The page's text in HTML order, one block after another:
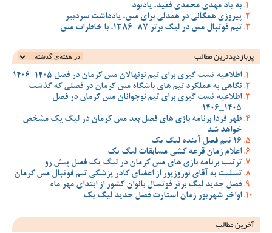
به یاد مهدی محمدی فقید، یادبود
پیروزی همگانی در همدلی برای مس، یادداشت سردبیر
تیم فوتبال مس در لیگ برتر 87_1386، با خاطرات مس
پربازدیدترین‌ مطالب
اطلاعیه تست گیری برای تیم نونهالان مس کرمان در فصل 1405-1406
نگاهی به عملکرد تیم های باشگاه مس کرمان در فصلی که گذشت
اطلاعیه تست گیری برای تیم نوجوانان مس کرمان در فصل
1405_1406
ظهر فردا برنامه بازی های فصل بعد مس کرمان در لیگ یک مشخص
خواهد شد
16 تیم فصل آینده لیگ یک
اعلام زمان قرعه کشی مسابقات لیگ یک
ترتیب برنامه بازی های مس کرمان در لیگ یک فصل پیش رو
تسلیت به آقای نوروزپور از اعضای کادر پزشکی تیم فوتبال مس کرمان
فصل جدید لیگ برتر فوتسال بانوان کشور از ابتدای مهر ماه
اواخر شهریور زمان استارت فصل جدید لیگ یک
آخرین مطالب